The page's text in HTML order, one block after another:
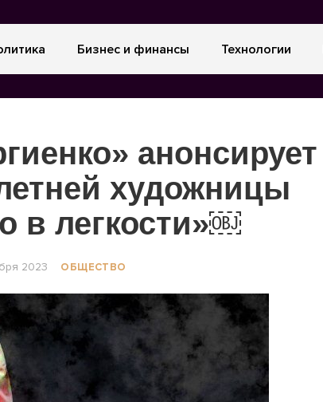
Бизнес и финансы Технологии
анонсирует
художницы
в легкости»￼
2023 ОБЩЕСТВО